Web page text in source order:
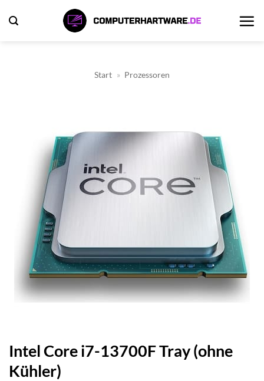
Inhalt
Start » Prozessoren
Intel Core i7-13700F Tray (ohne
Kühler)